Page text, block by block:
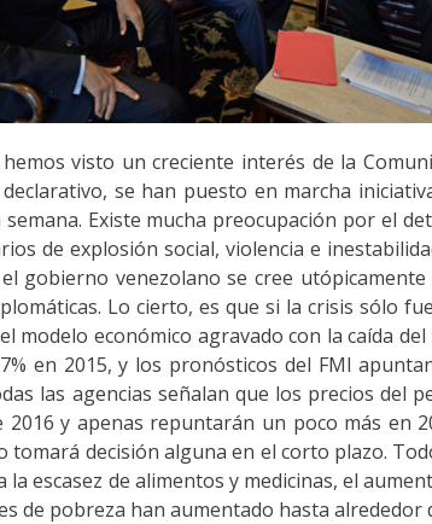
visto un creciente interés de la
se han puesto en marcha
Existe mucha preocupación por el
de explosión social, violencia e
gobierno venezolano se cree
Lo cierto, es que si la crisis sólo
modelo económico agravado con la caída
en 2015, y los pronósticos del FMI
las agencias señalan que los precios del
y apenas repuntarán un poco más en
tomará decisión alguna en el corto plazo.
escasez de alimentos y medicinas, el
de pobreza han aumentado hasta alrededor